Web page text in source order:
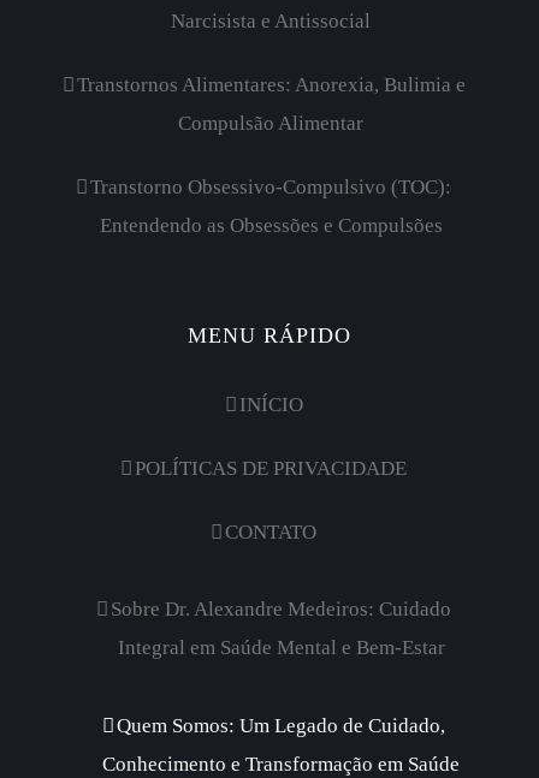
Narcisista e Antissocial
Transtornos Alimentares: Anorexia, Bulimia e
Compulsão Alimentar
Transtorno Obsessivo-Compulsivo (TOC):
Entendendo as Obsessões e Compulsões
MENU RÁPIDO
INÍCIO
POLÍTICAS DE PRIVACIDADE
CONTATO
Sobre Dr. Alexandre Medeiros: Cuidado
Integral em Saúde Mental e Bem-Estar
Quem Somos: Um Legado de Cuidado,
Conhecimento e Transformação em Saúde